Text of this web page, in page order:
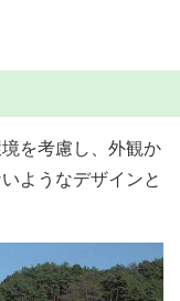
を考慮し、外観か
ようなデザインと